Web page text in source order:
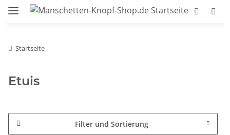
Startseite
Etuis
Filter und Sortierung